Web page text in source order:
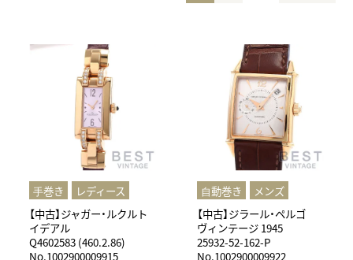
⼿巻き
レディース
【中古】ジャガー・ルクルト
イデアル
Q4602583 (460.2.86)
No.1002900009915
⾃動巻き
メンズ
【中古】ジラール・ペルゴ
ヴィンテージ 1945
25932-52-162-P
No.1002900009922